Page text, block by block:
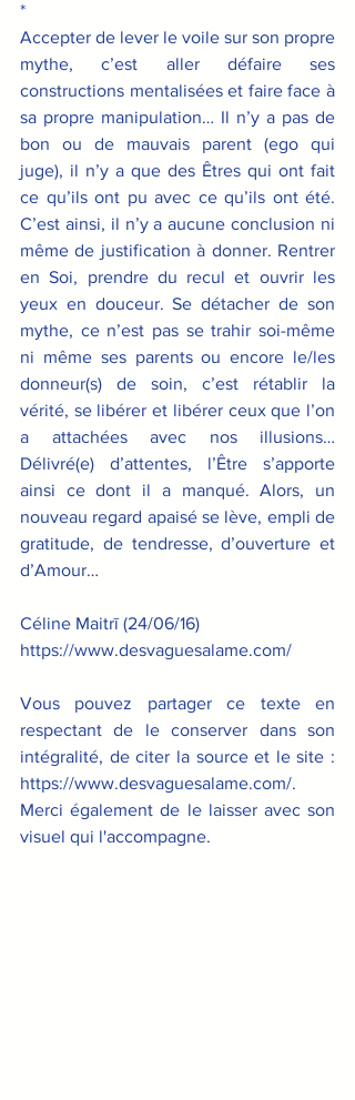
*
Accepter de lever le voile sur son propre
mythe, c’est aller défaire ses
constructions mentalisées et faire face à
sa propre manipulation… Il n’y a pas de
bon ou de mauvais parent (ego qui
juge), il n’y a que des Êtres qui ont fait
ce qu’ils ont pu avec ce qu’ils ont été.
C’est ainsi, il n’y a aucune conclusion ni
même de justification à donner. Rentrer
en Soi, prendre du recul et ouvrir les
yeux en douceur. Se détacher de son
mythe, ce n’est pas se trahir soi-même
ni même ses parents ou encore le/les
donneur(s) de soin, c’est rétablir la
vérité, se libérer et libérer ceux que l’on
a attachées avec nos illusions…
Délivré(e) d’attentes, l’Être s’apporte
ainsi ce dont il a manqué. Alors, un
nouveau regard apaisé se lève, empli de
gratitude, de tendresse, d’ouverture et
d’Amour…
Céline Maitrī (24/06/16)
https://www.desvaguesalame.com/
Vous pouvez partager ce texte en
respectant de le conserver dans son
intégralité, de citer la source et le site :
https://www.desvaguesalame.com/.
Merci également de le laisser avec son
visuel qui l'accompagne.